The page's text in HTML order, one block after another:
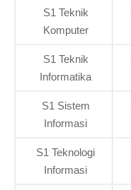
S1 Teknik
Komputer
S1 Teknik
Informatika
S1 Sistem
Informasi
S1 Teknologi
Informasi